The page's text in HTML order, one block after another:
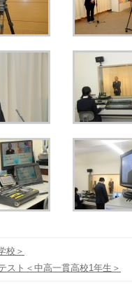
校＞
スト＜中高一貫高校1年生＞